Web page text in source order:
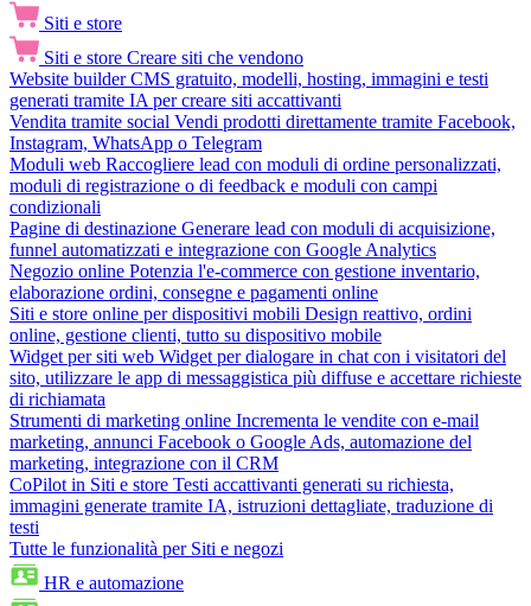
Siti e store
Siti e store Creare siti che vendono
Website builder CMS gratuito, modelli, hosting, immagini e testi
generati tramite IA per creare siti accattivanti
Vendita tramite social Vendi prodotti direttamente tramite Facebook,
Instagram, WhatsApp o Telegram
Moduli web Raccogliere lead con moduli di ordine personalizzati,
moduli di registrazione o di feedback e moduli con campi
condizionali
Pagine di destinazione Generare lead con moduli di acquisizione,
funnel automatizzati e integrazione con Google Analytics
Negozio online Potenzia l'e-commerce con gestione inventario,
elaborazione ordini, consegne e pagamenti online
Siti e store online per dispositivi mobili Design reattivo, ordini
online, gestione clienti, tutto su dispositivo mobile
Widget per siti web Widget per dialogare in chat con i visitatori del
sito, utilizzare le app di messaggistica più diffuse e accettare richieste
di richiamata
Strumenti di marketing online Incrementa le vendite con e-mail
marketing, annunci Facebook o Google Ads, automazione del
marketing, integrazione con il CRM
CoPilot in Siti e store Testi accattivanti generati su richiesta,
immagini generate tramite IA, istruzioni dettagliate, traduzione di
testi
Tutte le funzionalità per Siti e negozi
HR e automazione